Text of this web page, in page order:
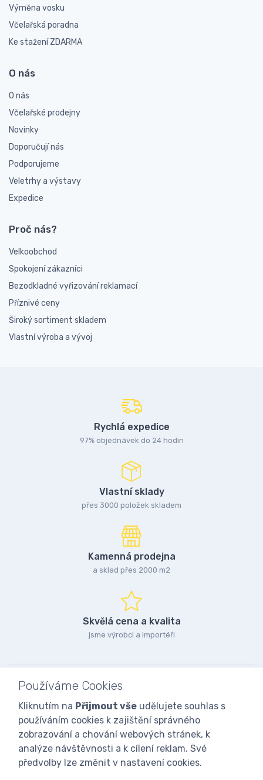
Výměna vosku
Včelařská poradna
Ke stažení ZDARMA
O nás
O nás
Včelařské prodejny
Novinky
Doporučují nás
Podporujeme
Veletrhy a výstavy
Expedice
Proč nás?
Velkoobchod
Spokojení zákazníci
Bezodkladné vyřizování reklamací
Příznivé ceny
Široký sortiment skladem
Vlastní výroba a vývoj
Rychlá expedice
97% objednávek do 24 hodin
Vlastní sklady
přes 3000 položek skladem
Kamenná prodejna
a sklad přes 2000 m2
Skvělá cena a kvalita
jsme výrobci a importéři
Používáme Cookies
Kliknutím na Přijmout vše udělujete souhlas s
používáním cookies k zajištění správného
zobrazování a chování webových stránek, k
analýze návštěvnosti a k cílení reklam. Své
předvolby lze změnit v nastavení cookies.